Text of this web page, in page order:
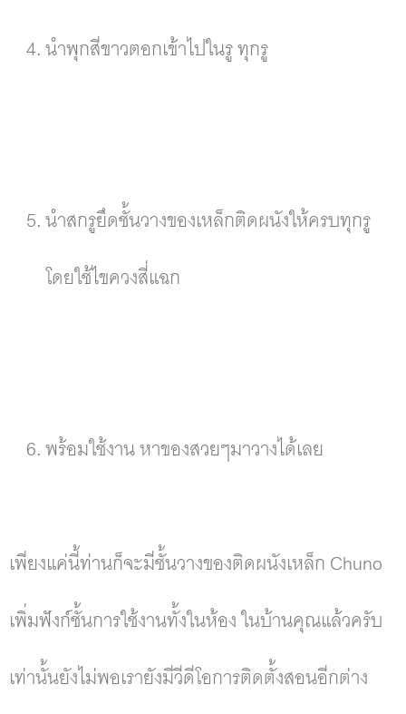
นำพุกสีขาวตอกเข้าไปในรู ทุกรู
นำสกรูยึดชั้นวางของเหล็กติดผนังให้ครบทุกรู
โดยใช้ไขควงสี่แฉก
พร้อมใช้งาน หาของสวยๆมาวางได้เลย
เพียงแค่นี้ท่านก็จะมีชั้นวางของติดผนังเหล็ก Chuno
เพิ่มฟังก์ชั้นการใช้งานทั้งในห้อง ในบ้านคุณแล้วครับ
เท่านั้นยังไม่พอเรายังมีวีดีโอการติดตั้งสอนอีกต่าง